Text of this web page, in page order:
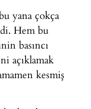
yana çokça
Hem bu
basıncı
açıklamak
kesmiş